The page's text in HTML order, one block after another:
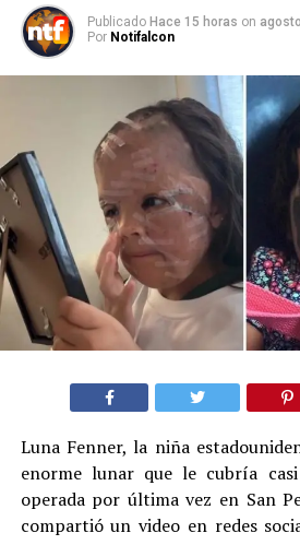
Publicado Hace 15 horas on
Por Notifalcon
Luna Fenner, la niña
enorme lunar que le cubría
operada por última vez en San
compartió un video en redes